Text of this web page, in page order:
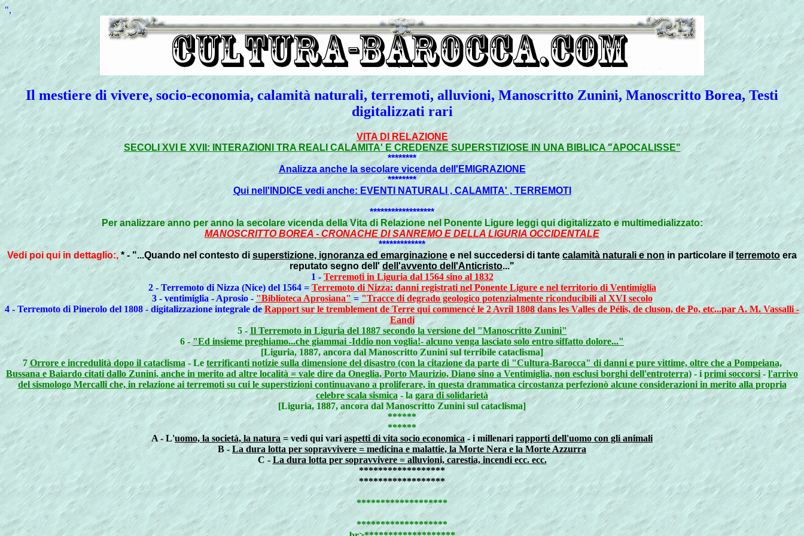
",
Il mestiere di vivere, socio-economia, calamità naturali, terremoti, alluvioni, Manoscritto Zunini, Manoscritto Borea, Testi
digitalizzati rari
VITA DI RELAZIONE
SECOLI XVI E XVII: INTERAZIONI TRA REALI CALAMITA' E CREDENZE SUPERSTIZIOSE IN UNA BIBLICA "APOCALISSE"
********
Analizza anche la secolare vicenda dell'EMIGRAZIONE
********
Qui nell'INDICE vedi anche: EVENTI NATURALI , CALAMITA' , TERREMOTI
******************
Per analizzare anno per anno la secolare vicenda della Vita di Relazione nel Ponente Ligure leggi qui digitalizzato e multimedializzato:
MANOSCRITTO BOREA - CRONACHE DI SANREMO E DELLA LIGURIA OCCIDENTALE
*************
Vedi poi qui in dettaglio:,* - "...Quando nel contesto disuperstizione, ignoranza ed emarginazionee nel succedersi di tantecalamità naturali e nonin particolare ilterremotoera
reputato segno dell'dell'avvento dell'Anticristo..."
1 -Terremoti in Liguria dal 1564 sino al 1832
2 - Terremoto di Nizza (Nice) del 1564 =Terremoto di Nizza: danni registrati nel Ponente Ligure e nel territorio di Ventimiglia
3 - ventimiglia - Aprosio -"Biblioteca Aprosiana"="Tracce di degrado geologico potenzialmente riconducibili al XVI secolo
4 - Terremoto di Pinerolo del 1808 - digitalizzazione integrale deRapport sur le tremblement de Terre qui commencé le 2 Avril 1808 dans les Valles de Pélis, de cluson, de Po, etc...par A. M. Vassalli -
Eandi
5 -Il Terremoto in Liguria del 1887 secondo la versione del "Manoscritto Zunini"
6 -"Ed insieme preghiamo...che giammai -Iddio non voglia!- alcuno venga lasciato solo entro siffatto dolore..."
[Liguria, 1887, ancora dal Manoscritto Zunini sul terribile cataclisma]
7 Orrore e incredulità dopo il cataclisma- Leterrificanti notizie sulla dimensione del disastro (con la citazione da parte di "Cultura-Barocca" di danni e pure vittime, oltre che a Pompeiana,
Bussana e Baiardo citati dallo Zunini, anche in merito ad altre località = vale dire da Oneglia, Porto Maurizio, Diano sino a Ventimiglia, non esclusi borghi dell'entroterra) - iprimi soccorsi-l'arrivo
del sismologo Mercalli che, in relazione ai terremoti su cui le superstizioni continuavano a proliferare, in questa drammatica circostanza perfezionò alcune considerazioni in merito alla propria
celebre scala sismica- lagara di solidarietà
[Liguria, 1887, ancora dal Manoscritto Zunini sul cataclisma]
******
******
A - L'uomo, la società, la natura= vedi qui vari aspetti di vita socio economica- i millenarirapporti dell'uomo con gli animali
B -La dura lotta per sopravvivere = medicina e malattie, la Morte Nera e la Morte Azzurra
C - La dura lotta per sopravvivere = alluvioni, carestia, incendi ecc. ecc.
******************
******************
*******************
*******************